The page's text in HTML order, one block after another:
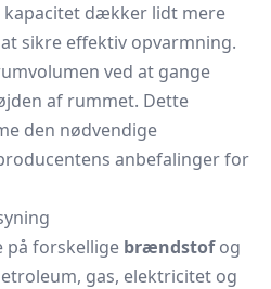
kapacitet dækker lidt mere
sikre effektiv opvarmning.
ved at gange
af rummet. Dette
den nødvendige
anbefalinger for
på forskellige brændstofog
gas, elektricitet og